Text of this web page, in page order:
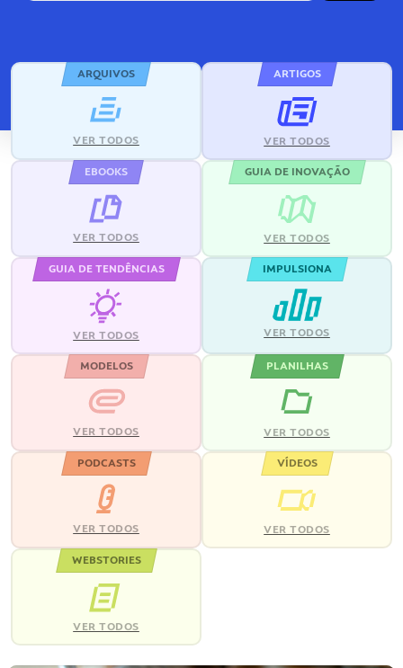
ARQUIVOS
VER TODOS
ARTIGOS
VER TODOS
EBOOKS
VER TODOS
GUIA DE INOVAÇÃO
VER TODOS
GUIA DE TENDÊNCIAS
VER TODOS
IMPULSIONA
VER TODOS
MODELOS
VER TODOS
PLANILHAS
VER TODOS
PODCASTS
VER TODOS
VÍDEOS
VER TODOS
WEBSTORIES
VER TODOS